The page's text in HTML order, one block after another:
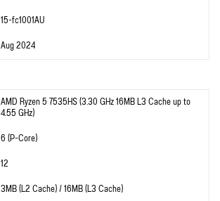
15-fc1001AU
Aug 2024
AMD Ryzen 5 7535HS (3.30 GHz 16MB L3 Cache up to
4.55 GHz)
6 (P-Core)
12
3MB (L2 Cache) / 16MB (L3 Cache)